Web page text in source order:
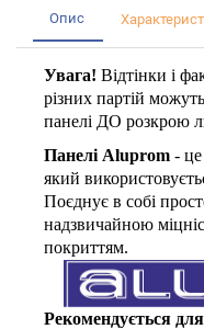
Опис
Увага! Відтінки і
різних партій
панелі ДО розкрою
Панелі Aluprom -
який
Поєднує в собі
надзвичайною
покриттям.
Рекомендується